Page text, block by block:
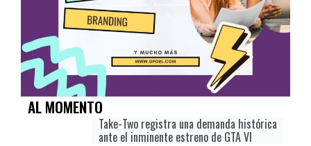
AL MOMENTO
Take-Two registra una demanda histórica
ante el inminente estreno de GTA VI